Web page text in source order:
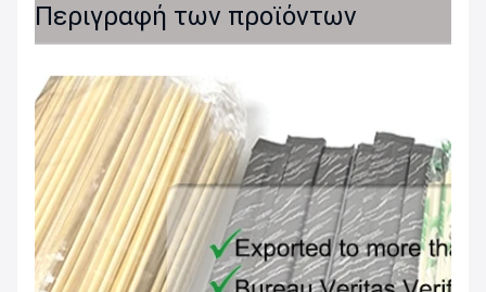
Περιγραφή των προϊόντων